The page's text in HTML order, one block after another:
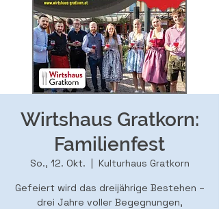
Wirtshaus Gratkorn:
Familienfest
So., 12. Okt.
  |
Kulturhaus Gratkorn
Gefeiert wird das dreijährige Bestehen –
drei Jahre voller Begegnungen,